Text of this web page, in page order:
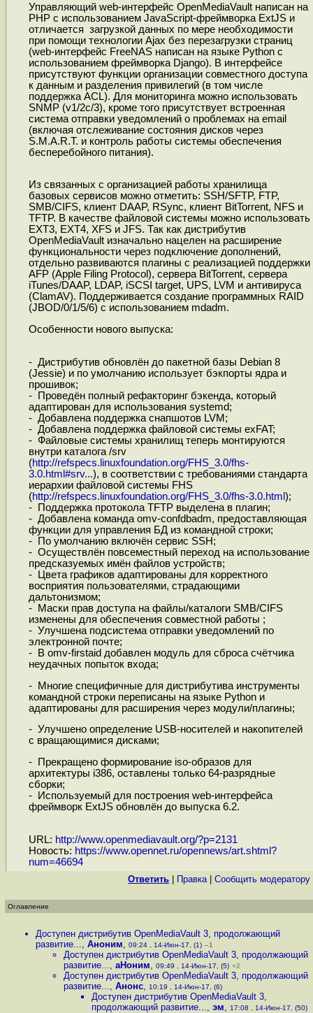
Управляющий web-интерфейс OpenMediaVault написан на
PHP с использованием JavaScript-фреймворка ExtJS и
отличается загрузкой данных по мере необходимости
при помощи технологии Ajax без перезагрузки страниц
(web-интерфейс FreeNAS написан на языке Python с
использованием фреймворка Django). В интерфейсе
присутствуют функции организации совместного доступа
к данным и разделения привилегий (в том числе
поддержка ACL). Для мониторинга можно использовать
SNMP (v1/2c/3), кроме того присутствует встроенная
система отправки уведомлений о проблемах на email
(включая отслеживание состояния дисков через
S.M.A.R.T. и контроль работы системы обеспечения
бесперебойного питания).
Из связанных с организацией работы хранилища
базовых сервисов можно отметить: SSH/SFTP, FTP,
SMB/CIFS, клиент DAAP, RSync, клиент BitTorrent, NFS и
TFTP. В качестве файловой системы можно использовать
EXT3, EXT4, XFS и JFS. Так как дистрибутив
OpenMediaVault изначально нацелен на расширение
функциональности через подключение дополнений,
отдельно развиваются плагины с реализацией поддержки
AFP (Apple Filing Protocol), сервера BitTorrent, сервера
iTunes/DAAP, LDAP, iSCSI target, UPS, LVM и антивируса
(ClamAV). Поддерживается создание программных RAID
(JBOD/0/1/5/6) с использованием mdadm.
Особенности нового выпуска:
- Дистрибутив обновлён до пакетной базы Debian 8
(Jessie) и по умолчанию использует бэкпорты ядра и
прошивок;
- Проведён полный рефакторинг бэкенда, который
адаптирован для использования systemd;
- Добавлена поддержка снапшотов LVM;
- Добавлена поддержка файловой системы exFAT;
- Файловые системы хранилищ теперь монтируются
внутри каталога /srv
(http://refspecs.linuxfoundation.org/FHS_3.0/fhs-
3.0.html#srv...), в соответствии с требованиями стандарта
иерархии файловой системы FHS
(http://refspecs.linuxfoundation.org/FHS_3.0/fhs-3.0.html );
- Поддержка протокола TFTP выделена в плагин;
- Добавлена команда omv-confdbadm, предоставляющая
функции для управления БД из командной строки;
- По умолчанию включён сервис SSH;
- Осуществлён повсеместный переход на использование
предсказуемых имён файлов устройств;
- Цвета графиков адаптированы для корректного
восприятия пользователями, страдающими
дальтонизмом;
- Маски прав доступа на файлы/каталоги SMB/CIFS
изменены для обеспечения совместной работы ;
- Улучшена подсистема отправки уведомлений по
электронной почте;
- В omv-firstaid добавлен модуль для сброса счётчика
неудачных попыток входа;
- Многие специфичные для дистрибутива инструменты
командной строки переписаны на языке Python и
адаптированы для расширения через модули/плагины;
- Улучшено определение USB-носителей и накопителей
с вращающимися дисками;
- Прекращено формирование iso-образов для
архитектуры i386, оставлены только 64-разрядные
сборки;
- Используемый для построения web-интерфейса
фреймворк ExtJS обновлён до выпуска 6.2.
URL: http://www.openmediavault.org/?p=2131
Новость: https://www.opennet.ru/opennews/art.shtml?
num=46694
Ответить Правка| Cообщить модератору
Оглавление
Доступен дистрибутив OpenMediaVault 3, продолжающий
развитие..., Аноним, 09:24 , 14-Июн-17, (1) –1
Доступен дистрибутив OpenMediaVault 3, продолжающий
развитие..., аНоним, 09:49 , 14-Июн-17, (5) +2
Доступен дистрибутив OpenMediaVault 3, продолжающий
развитие..., Анонс, 10:19 , 14-Июн-17, (6)
Доступен дистрибутив OpenMediaVault 3,
продолжающий развитие..., эм, 17:08 , 14-Июн-17, (50)